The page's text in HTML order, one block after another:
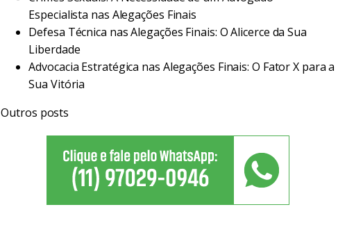
Especialista nas Alegações Finais
Defesa Técnica nas Alegações Finais: O Alicerce da Sua
Liberdade
Advocacia Estratégica nas Alegações Finais: O Fator X para a
Sua Vitória
Outros posts